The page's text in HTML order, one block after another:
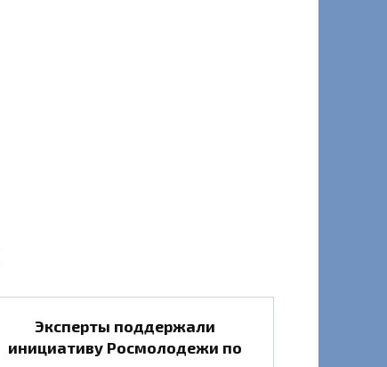
Эксперты поддержали
инициативу Росмолодежи по